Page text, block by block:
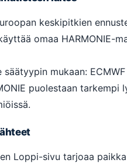
keskipitkien
omaa HARMONIE-
säätyypin mukaan:
puolestaan tarkempi
Loppi-sivu tarjoaa